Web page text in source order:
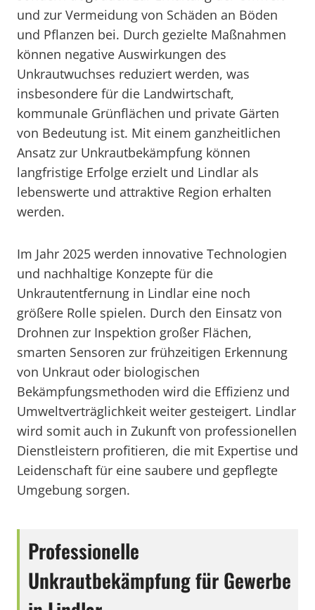
und zur Vermeidung von Schäden an Böden
und Pflanzen bei. Durch gezielte Maßnahmen
können negative Auswirkungen des
Unkrautwuchses reduziert werden, was
insbesondere für die Landwirtschaft,
kommunale Grünflächen und private Gärten
von Bedeutung ist. Mit einem ganzheitlichen
Ansatz zur Unkrautbekämpfung können
langfristige Erfolge erzielt und Lindlar als
lebenswerte und attraktive Region erhalten
werden.
Im Jahr 2025 werden innovative Technologien
und nachhaltige Konzepte für die
Unkrautentfernung in Lindlar eine noch
größere Rolle spielen. Durch den Einsatz von
Drohnen zur Inspektion großer Flächen,
smarten Sensoren zur frühzeitigen Erkennung
von Unkraut oder biologischen
Bekämpfungsmethoden wird die Effizienz und
Umweltverträglichkeit weiter gesteigert. Lindlar
wird somit auch in Zukunft von professionellen
Dienstleistern profitieren, die mit Expertise und
Leidenschaft für eine saubere und gepflegte
Umgebung sorgen.
Professionelle
Unkrautbekämpfung für Gewerbe